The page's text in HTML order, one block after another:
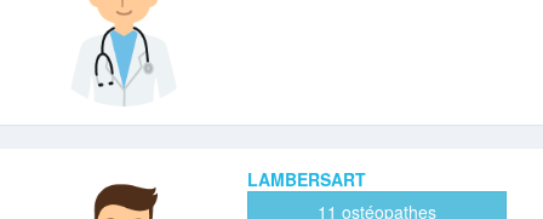
LAMBERSART
11 ostéopathes